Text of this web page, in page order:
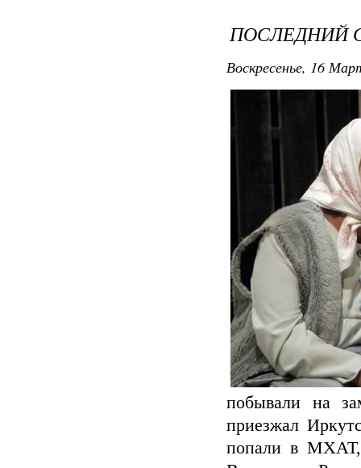
ПОСЛЕДНИЙ
Воскресенье, 16
побывали на
приезжал
попали в МХАТ,